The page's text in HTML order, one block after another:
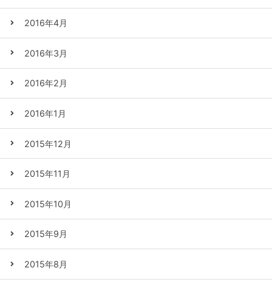
2016年4月
2016年3月
2016年2月
2016年1月
2015年12月
2015年11月
2015年10月
2015年9月
2015年8月